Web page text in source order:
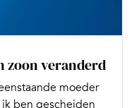
zoon veranderd
moeder
ik ben gescheiden